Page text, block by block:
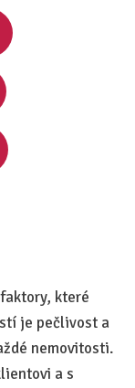
které
je pečlivost a
nemovitosti.
a s